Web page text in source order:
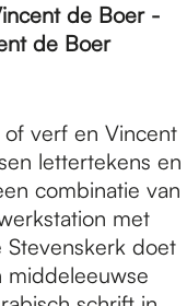
de Boer -
de Boer
verf en Vincent
lettertekens en
combinatie van
met
doet
middeleeuwse